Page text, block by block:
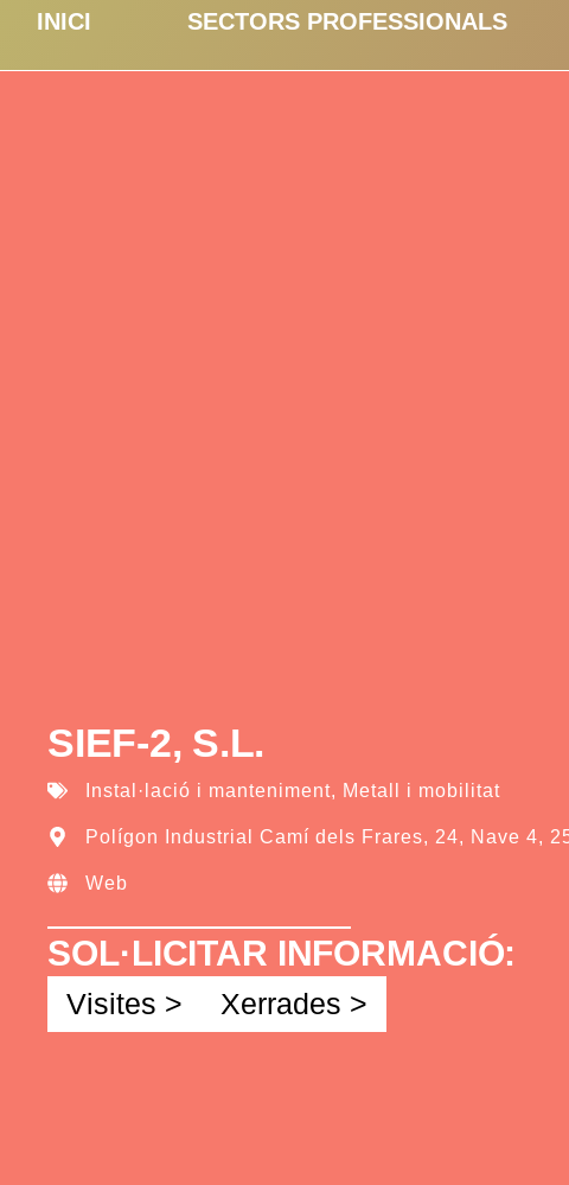
INICI SECTORS PROFESSIONALS
SIEF-2, S.L.
Instal·lació i manteniment, Metall i mobilitat
Polígon Industrial Camí dels Frares, 24, Nave 4,
Web
SOL·LICITAR INFORMACIÓ:
Visites > Xerrades >